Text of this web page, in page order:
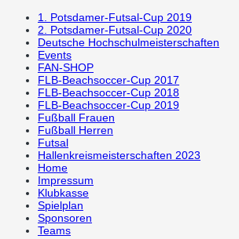
1. Potsdamer-Futsal-Cup 2019
2. Potsdamer-Futsal-Cup 2020
Deutsche Hochschulmeisterschaften
Events
FAN-SHOP
FLB-Beachsoccer-Cup 2017
FLB-Beachsoccer-Cup 2018
FLB-Beachsoccer-Cup 2019
Fußball Frauen
Fußball Herren
Futsal
Hallenkreismeisterschaften 2023
Home
Impressum
Klubkasse
Spielplan
Sponsoren
Teams